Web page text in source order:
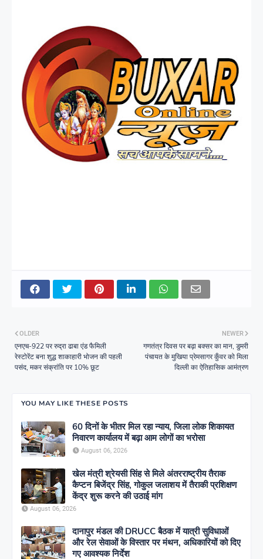
NEWER
गणतंत्र दिवस पर बढ़ा बक्सर का मान, डुमरी
पंचायत के मुखिया प्रेमसागर कुँवर को मिला
दिल्ली का ऐतिहासिक आमंत्रण
OLDER
एनएच-922 पर रुद्रा ढाबा एंड फैमिली
रेस्टोरेंट बना शुद्ध शाकाहारी भोजन की पहली
पसंद, मकर संक्रांति पर 10% छूट
YOU MAY LIKE THESE POSTS
60 दिनों के भीतर मिल रहा न्याय, जिला लोक शिकायत
निवारण कार्यालय में बढ़ा आम लोगों का भरोसा
August 06, 2026
खेल मंत्री श्रेयसी सिंह से मिले अंतरराष्ट्रीय तैराक
कैप्टन बिजेंद्र सिंह, गोकुल जलाशय में तैराकी प्रशिक्षण
केंद्र शुरू करने की उठाई मांग
August 06, 2026
दानापुर मंडल की DRUCC बैठक में यात्री सुविधाओं
और रेल सेवाओं के विस्तार पर मंथन, अधिकारियों को दिए
गए आवश्यक निर्देश